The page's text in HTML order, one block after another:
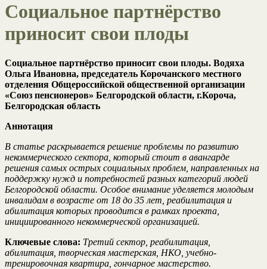
Социальное партнёрство
приносит свои плоды
Социальное партнёрство приносит свои плоды. Водяха
Ольга Ивановна, председатель Корочанского местного
отделения Общероссийской общественной организации
«Союз пенсионеров» Белгородской области, г.Короча,
Белгородская область
Аннотация
В статье раскрывается решение проблемы по развитию
некоммерческого сектора, который стоит в авангарде
решения самых острых социальных проблем, направленных на
поддержку нужд и потребностей разных категорий людей
Белгородской области. Особое внимание уделяется молодым
инвалидам в возрасте от 18 до 35 лет, реабилитация и
абилитация которых проводится в рамках проекта,
инициированного некоммерческой организацией.
Ключевые слова: Третий сектор, реабилитация,
абилитация, творческая мастерская, НКО, учебно-
тренировочная квартира, гончарное мастерство.